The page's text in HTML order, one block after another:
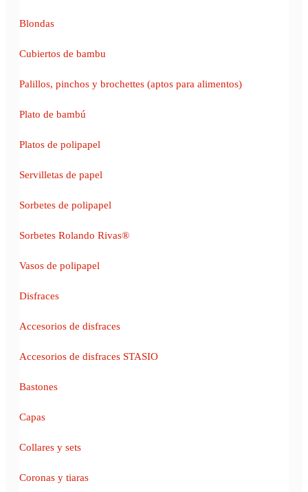
Blondas
Cubiertos de bambu
Palillos, pinchos y brochettes (aptos para alimentos)
Plato de bambú
Platos de polipapel
Servilletas de papel
Sorbetes de polipapel
Sorbetes Rolando Rivas®
Vasos de polipapel
Disfraces
Accesorios de disfraces
Accesorios de disfraces STASIO
Bastones
Capas
Collares y sets
Coronas y tiaras